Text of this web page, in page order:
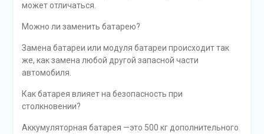
может отличаться.
Можно ли заменить батарею?
Замена батареи или модуля батареи происходит так
же, как замена любой другой запасной части
автомобиля.
Как батарея влияет на безопасность при
столкновении?
Аккумуляторная батарея —это 500 кг дополнительного